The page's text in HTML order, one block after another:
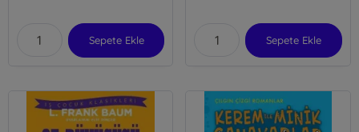
Sepete Ekle Sepete Ekle